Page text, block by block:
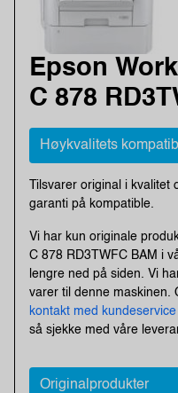
Epson
C 878
Høykvalitets
Tilsvarer original i
garanti på kompatible.
Vi har kun originale
C 878 RD3TWFC BAM i
lengre ned på siden. Vi
varer til denne maskinen.
kontakt med kundeservice
så sjekke med våre
Originalprodukter